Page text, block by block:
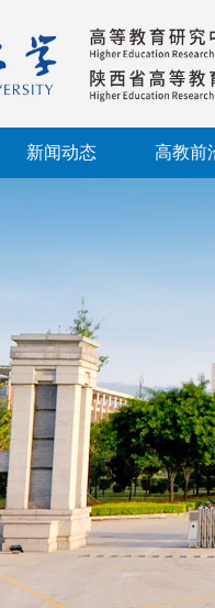
新闻动态 高教前